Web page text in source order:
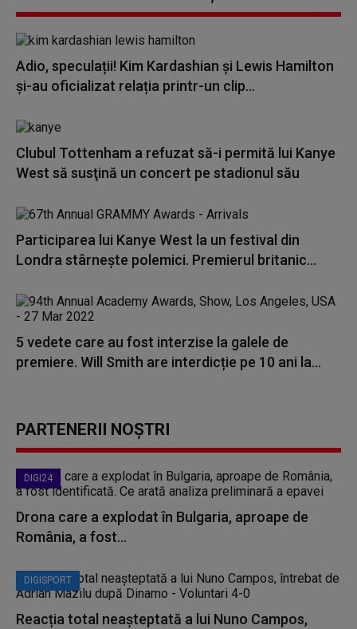
Adio, speculații! Kim Kardashian și Lewis Hamilton
și-au oficializat relația printr-un clip...
Clubul Tottenham a refuzat să-i permită lui Kanye
West să susţină un concert pe stadionul său
Participarea lui Kanye West la un festival din
Londra stârnește polemici. Premierul britanic...
5 vedete care au fost interzise la galele de
premiere. Will Smith are interdicție pe 10 ani la...
PARTENERII NOȘTRI
DIGI24
Drona care a explodat în Bulgaria, aproape de
România, a fost...
DIGISPORT
Reacția total neașteptată a lui Nuno Campos,